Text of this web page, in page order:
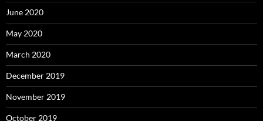
June 2020
May 2020
March 2020
December 2019
November 2019
October 2019